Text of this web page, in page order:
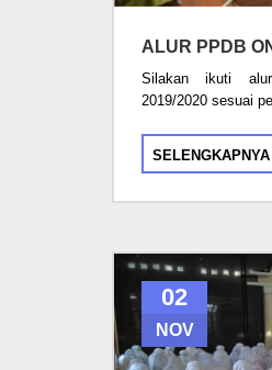
ALUR PPDB
Silakan ikuti
2019/2020 sesuai
SELENGKAPNYA
02
NOV